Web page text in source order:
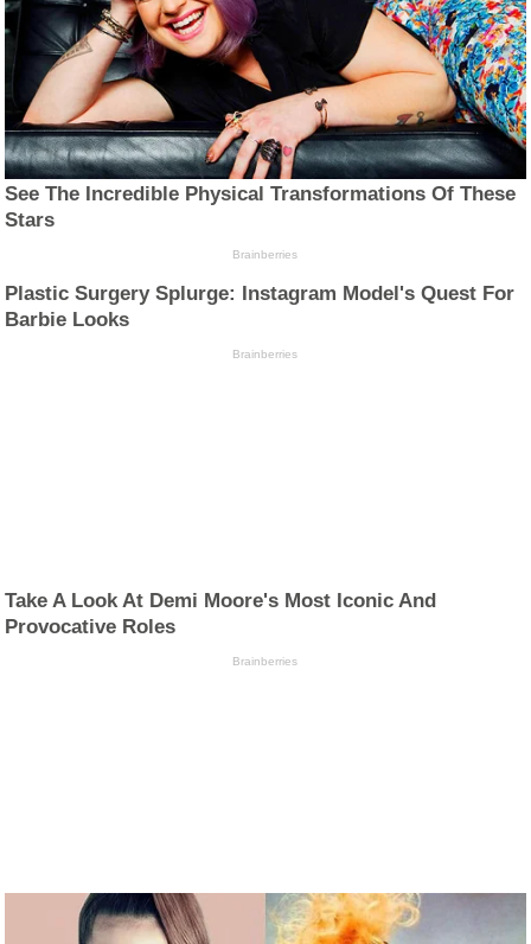
See The Incredible Physical Transformations Of These
Stars
Brainberries
Plastic Surgery Splurge: Instagram Model's Quest For
Barbie Looks
Brainberries
Take A Look At Demi Moore's Most Iconic And
Provocative Roles
Brainberries